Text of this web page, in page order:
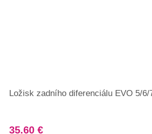
Ložisk zadního diferenciálu EVO 5/
35.60 €